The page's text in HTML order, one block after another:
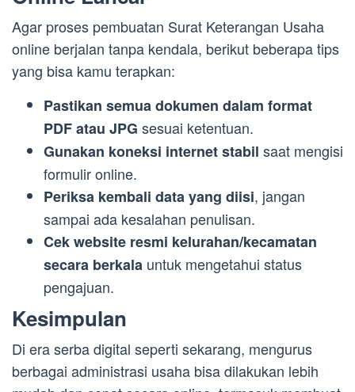
Agar proses pembuatan Surat Keterangan Usaha
online berjalan tanpa kendala, berikut beberapa tips
yang bisa kamu terapkan:
Pastikan semua dokumen dalam format
PDF atau JPG sesuai ketentuan.
Gunakan koneksi internet stabil saat mengisi
formulir online.
Periksa kembali data yang diisi, jangan
sampai ada kesalahan penulisan.
Cek website resmi kelurahan/kecamatan
secara berkala untuk mengetahui status
pengajuan.
Kesimpulan
Di era serba digital seperti sekarang, mengurus
berbagai administrasi usaha bisa dilakukan lebih